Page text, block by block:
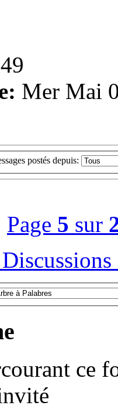
Mer Mai
postés depuis:
Page 5 sur
ce